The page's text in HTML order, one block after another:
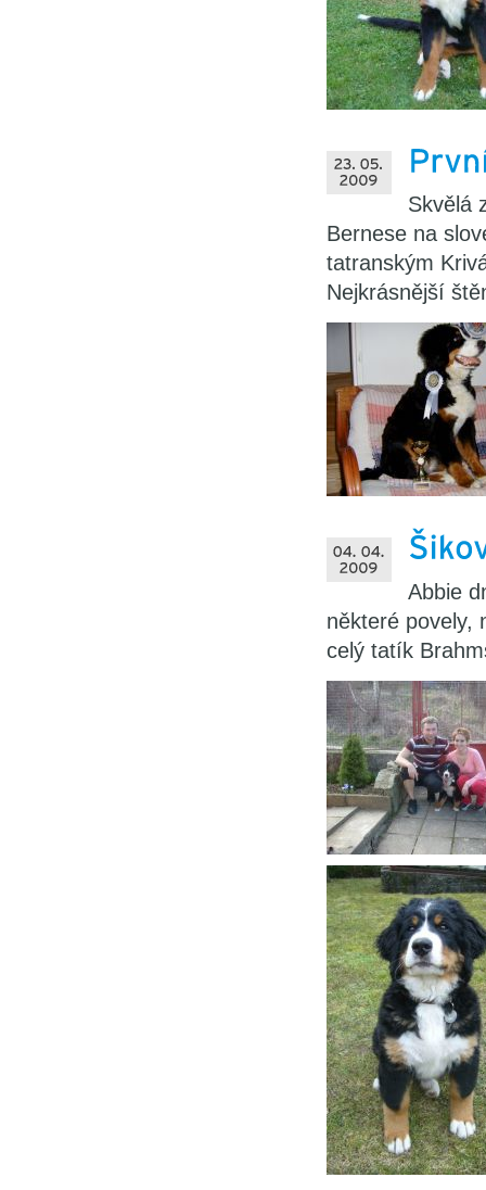
Skvělá
Bernese na
tatranským
Nejkrásnější
Abbie
některé povely,
celý tatík